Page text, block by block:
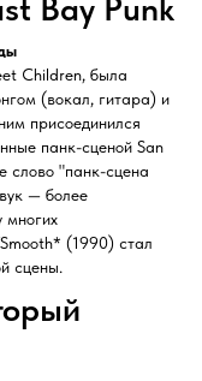
Bay Punk
Children, была
(вокал, гитара) и
присоединился
панк-сценой San
слово "панк-сцена
— более
многих
(1990) стал
сцены.